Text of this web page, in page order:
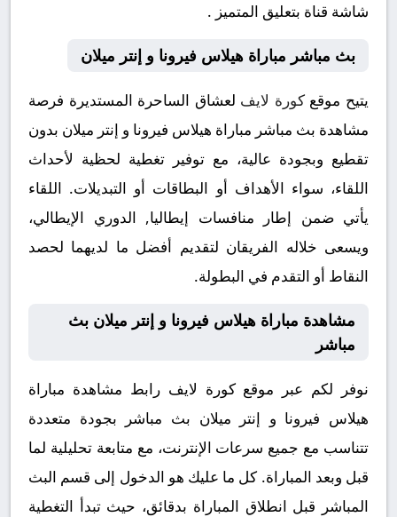
شاشة قناة بتعليق المتميز .
بث مباشر مباراة هيلاس فيرونا و إنتر ميلان
يتيح موقعكورة لايف لعشاق الساحرة المستديرة فرصة
مشاهدة بث مباشر مباراة هيلاس فيرونا و إنتر ميلان بدون
تقطيع وبجودة عالية، مع توفير تغطية لحظية لأحداث
اللقاء، سواء الأهداف أو البطاقات أو التبديلات. اللقاء
يأتي ضمن إطار منافسات إيطاليا, الدوري الإيطالي،
ويسعى خلاله الفريقان لتقديم أفضل ما لديهما لحصد
النقاط أو التقدم في البطولة.
مشاهدة مباراة هيلاس فيرونا و إنتر ميلان بث
مباشر
نوفر لكم عبر موقع كورة لايف رابط مشاهدة مباراة
هيلاس فيرونا و إنتر ميلان بث مباشر بجودة متعددة
تتناسب مع جميع سرعات الإنترنت، مع متابعة تحليلية لما
قبل وبعد المباراة. كل ما عليك هو الدخول إلى قسم البث
المباشر قبل انطلاق المباراة بدقائق، حيث تبدأ التغطية